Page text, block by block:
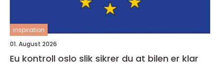
inspiration
01. August 2026
Eu kontroll oslo slik sikrer du at bilen er klar